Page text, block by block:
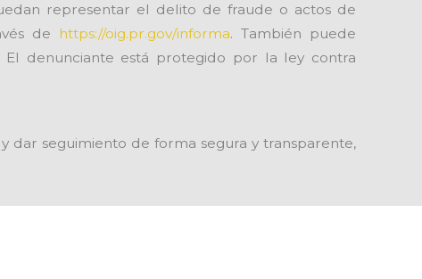
representar el delito de fraude o actos de
de https://oig.pr.gov/informa. También puede
El denunciante está protegido por la ley contra
dar seguimiento de forma segura y transparente,